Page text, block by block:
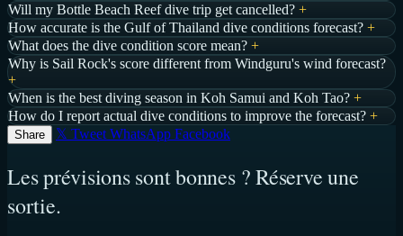
Will my Bottle Beach Reef dive trip get cancelled? +
How accurate is the Gulf of Thailand dive conditions forecast? +
What does the dive condition score mean? +
Why is Sail Rock's score different from Windguru's wind forecast?
+
When is the best diving season in Koh Samui and Koh Tao? +
How do I report actual dive conditions to improve the forecast? +
Share 𝕏 Tweet WhatsApp Facebook
Les prévisions sont bonnes ? Réserve une
sortie.